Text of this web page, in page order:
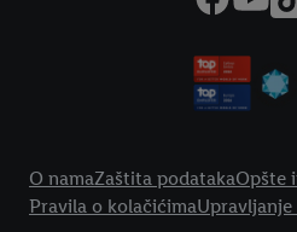
O namaZaštita podatakaOpšte
Pravila o kolačićima